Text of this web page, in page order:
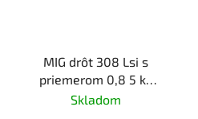
MIG drôt 308 Lsi s
priemerom 0,8 5 kg
balík
Skladom